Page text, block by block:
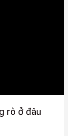
rò ở đâu